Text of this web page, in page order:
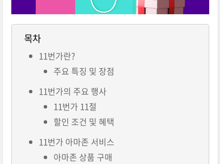
목차
11번가란?
주요 특징 및 장점
11번가의 주요 행사
11번가 11절
할인 조건 및 혜택
11번가 아마존 서비스
아마존 상품 구매